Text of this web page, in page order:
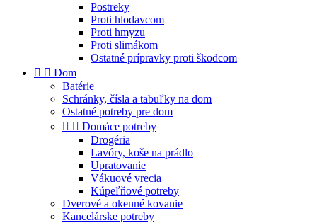
Postreky
Proti hlodavcom
Proti hmyzu
Proti slimákom
Ostatné prípravky proti škodcom
  Dom
Batérie
Schránky, čísla a tabuľky na dom
Ostatné potreby pre dom
  Domáce potreby
Drogéria
Lavóry, koše na prádlo
Upratovanie
Vákuové vrecia
Kúpeľňové potreby
Dverové a okenné kovanie
Kancelárske potreby